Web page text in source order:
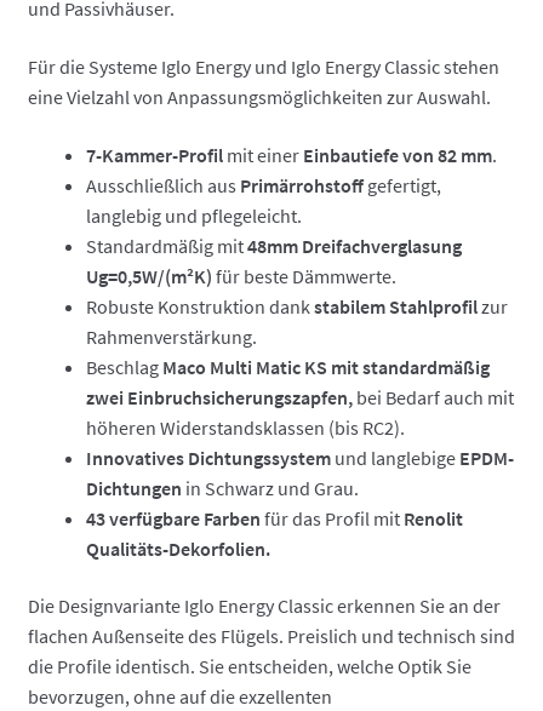
und Passivhäuser.
Für die Systeme Iglo Energy und Iglo Energy Classic stehen
eine Vielzahl von Anpassungsmöglichkeiten zur Auswahl.
7-Kammer-Profilmit einer Einbautiefe von 82 mm.
Ausschließlich aus Primärrohstoffgefertigt,
langlebig und pflegeleicht.
Standardmäßig mit48mm Dreifachverglasung
Ug=0,5W/(m²K) für beste Dämmwerte.
Robuste Konstruktion dank stabilem Stahlprofilzur
Rahmenverstärkung.
Beschlag Maco Multi Matic KS mit standardmäßig
zwei Einbruchsicherungszapfen, bei Bedarf auch mit
höheren Widerstandsklassen (bis RC2).
Innovatives Dichtungssystemund langlebige EPDM-
Dichtungen in Schwarz und Grau.
43 verfügbare Farben für das Profil mit Renolit
Qualitäts-Dekorfolien.
Die Designvariante Iglo Energy Classic erkennen Sie an der
flachen Außenseite des Flügels. Preislich und technisch sind
die Profile identisch. Sie entscheiden, welche Optik Sie
bevorzugen, ohne auf die exzellenten